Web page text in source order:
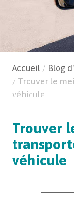
Accueil / Blog
/ Trouver le
véhicule
Trouver
véhicule